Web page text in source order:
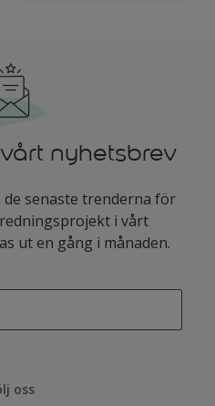
nyhetsbrev
senaste trenderna för
i vårt
ut en gång i månaden.
oss